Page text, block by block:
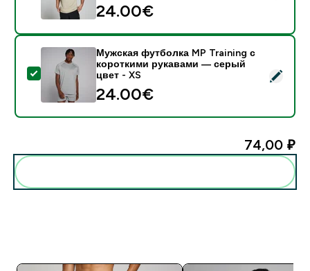
24.00€‎
- Мужская футболка MP Training с короткими
Мужская футболка MP Training с
короткими рукавами — серый
цвет - XS
24.00€‎
74,00 ₽‎